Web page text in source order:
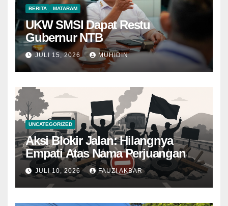
BERITA MATARAM
UKW SMSI Dapat Restu
Gubernur NTB
JULI 15, 2026 MUHIDIN
UNCATEGORIZED
Aksi Blokir Jalan: Hilangnya
Empati Atas Nama Perjuangan
JULI 10, 2026 FAUZI AKBAR